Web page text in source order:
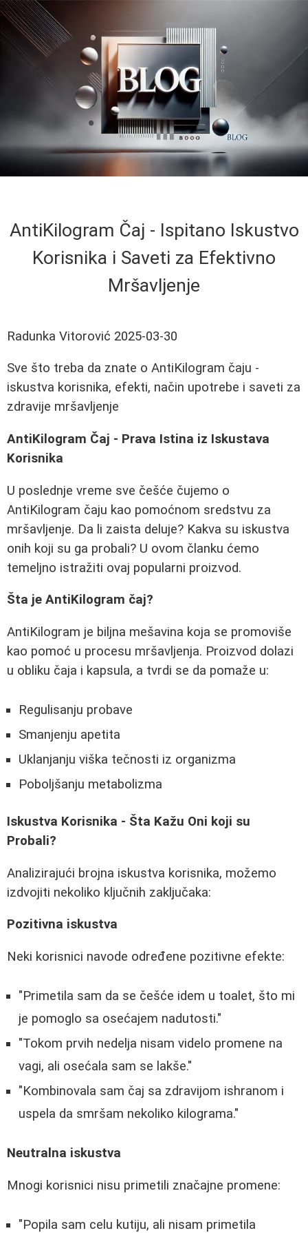
AntiKilogram Čaj - Ispitano Iskustvo
Korisnika i Saveti za Efektivno
Mršavljenje
Radunka Vitorović 2025-03-30
Sve što treba da znate o AntiKilogram čaju -
iskustva korisnika, efekti, način upotrebe i saveti za
zdravije mršavljenje
AntiKilogram Čaj - Prava Istina iz Iskustava
Korisnika
U poslednje vreme sve češće čujemo o
AntiKilogram čaju kao pomoćnom sredstvu za
mršavljenje. Da li zaista deluje? Kakva su iskustva
onih koji su ga probali? U ovom članku ćemo
temeljno istražiti ovaj popularni proizvod.
Šta je AntiKilogram čaj?
AntiKilogram je biljna mešavina koja se promoviše
kao pomoć u procesu mršavljenja. Proizvod dolazi
u obliku čaja i kapsula, a tvrdi se da pomaže u:
Regulisanju probave
Smanjenju apetita
Uklanjanju viška tečnosti iz organizma
Poboljšanju metabolizma
Iskustva Korisnika - Šta Kažu Oni koji su
Probali?
Analizirajući brojna iskustva korisnika, možemo
izdvojiti nekoliko ključnih zaključaka:
Pozitivna iskustva
Neki korisnici navode određene pozitivne efekte:
"Primetila sam da se češće idem u toalet, što mi
je pomoglo sa osećajem nadutosti."
"Tokom prvih nedelja nisam videlo promene na
vagi, ali osećala sam se lakše."
"Kombinovala sam čaj sa zdravijom ishranom i
uspela da smršam nekoliko kilograma."
Neutralna iskustva
Mnogi korisnici nisu primetili značajne promene:
"Popila sam celu kutiju, ali nisam primetila